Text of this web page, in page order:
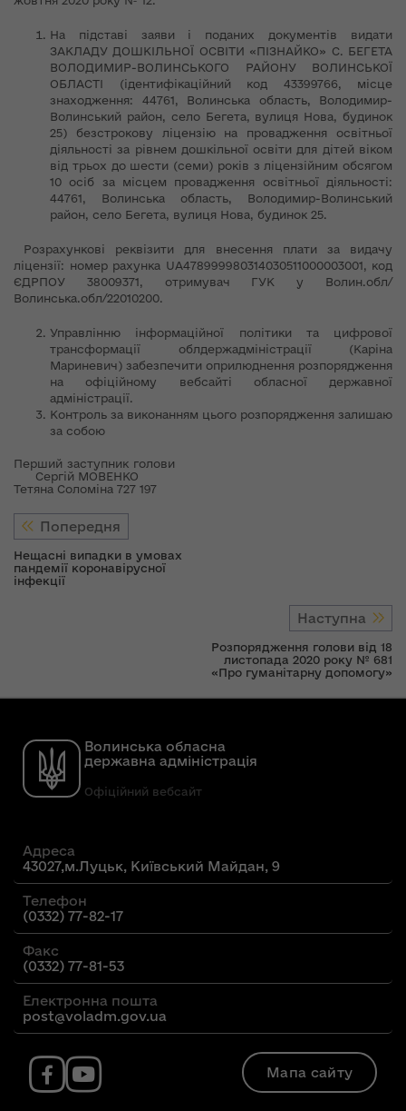
На підставі заяви і поданих документів видати
ЗАКЛАДУ ДОШКІЛЬНОЇ ОСВІТИ «ПІЗНАЙКО» С. БЕГЕТА
ВОЛОДИМИР-ВОЛИНСЬКОГО РАЙОНУ ВОЛИНСЬКОЇ
ОБЛАСТІ (ідентифікаційний код 43399766, місце
знаходження: 44761, Волинська область, Володимир-
Волинський район, село Бегета, вулиця Нова, будинок
25) безстрокову ліцензію на провадження освітньої
діяльності за рівнем дошкільної освіти для дітей віком
від трьох до шести (семи) років з ліцензійним обсягом
10 осіб за місцем провадження освітньої діяльності:
44761, Волинська область, Володимир-Волинський
район, село Бегета, вулиця Нова, будинок 25.
Розрахункові реквізити для внесення плати за видачу
ліцензії: номер рахунка UA478999980314030511000003001, код
ЄДРПОУ 38009371, отримувач ГУК у Волин.обл/
Волинська.обл/22010200.
Управлінню інформаційної політики та цифрової
трансформації облдержадміністрації (Каріна
Мариневич) забезпечити оприлюднення розпорядження
на офіційному вебсайті обласної державної
адміністрації.
Контроль за виконанням цього розпорядження залишаю
за собою
Перший заступник голови
Сергій МОВЕНКО
Тетяна Соломіна 727 197
Попередня
Нещасні випадки в умовах
пандемії коронавірусної
інфекції
Наступна
Розпорядження голови від 18
листопада 2020 року № 681
«Про гуманітарну допомогу»
Волинська обласна
державна адміністрація
Офіційний вебсайт
Адреса
43027,м.Луцьк, Київський Майдан, 9
Телефон
(0332) 77-82-17
Факс
(0332) 77-81-53
Електронна пошта
post@voladm.gov.ua
Мапа сайту